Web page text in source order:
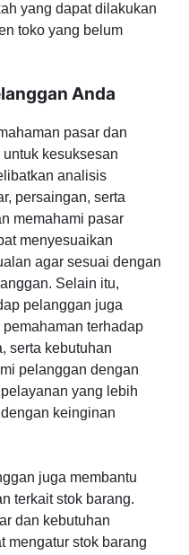
yang dapat dilakukan
toko yang belum
Anda
pasar dan
kesuksesan
analisis
persaingan, serta
memahami pasar
menyesuaikan
agar sesuai dengan
Selain itu,
pelanggan juga
terhadap
serta kebutuhan
pelanggan dengan
yang lebih
keinginan
juga membantu
terkait stok barang.
dan kebutuhan
mengatur stok barang